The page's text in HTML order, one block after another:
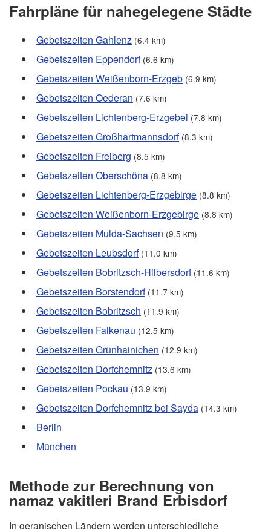
Fahrpläne für nahegelegene Städte
Gebetszeiten Gahlenz (6.4 km)
Gebetszeiten Eppendorf (6.6 km)
Gebetszeiten Weißenborn-Erzgeb (6.9 km)
Gebetszeiten Oederan (7.6 km)
Gebetszeiten Lichtenberg-Erzgebei (7.8 km)
Gebetszeiten Großhartmannsdorf (8.3 km)
Gebetszeiten Freiberg (8.5 km)
Gebetszeiten Oberschöna (8.8 km)
Gebetszeiten Lichtenberg-Erzgebirge (8.8 km)
Gebetszeiten Weißenborn-Erzgebirge (8.8 km)
Gebetszeiten Mulda-Sachsen (9.5 km)
Gebetszeiten Leubsdorf (11.0 km)
Gebetszeiten Bobritzsch-Hilbersdorf (11.6 km)
Gebetszeiten Borstendorf (11.7 km)
Gebetszeiten Bobritzsch (11.9 km)
Gebetszeiten Falkenau (12.5 km)
Gebetszeiten Grünhainichen (12.9 km)
Gebetszeiten Dorfchemnitz (13.6 km)
Gebetszeiten Pockau (13.9 km)
Gebetszeiten Dorfchemnitz bei Sayda (14.3 km)
Berlin
München
Methode zur Berechnung von
namaz vakitleri Brand Erbisdorf
In geranischen Ländern werden unterschiedliche